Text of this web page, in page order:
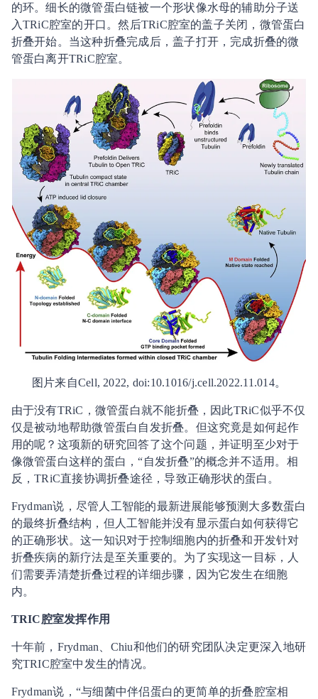
的环。细长的微管蛋白链被一个形状像水母的辅助分子送
入TRiC腔室的开口。然后TRiC腔室的盖子关闭，微管蛋白
折叠开始。当这种折叠完成后，盖子打开，完成折叠的微
管蛋白离开TRiC腔室。
图片来自Cell, 2022, doi:10.1016/j.cell.2022.11.014。
由于没有TRiC，微管蛋白就不能折叠，因此TRiC似乎不仅
仅是被动地帮助微管蛋白自发折叠。但这究竟是如何起作
用的呢？这项新的研究回答了这个问题，并证明至少对于
像微管蛋白这样的蛋白，“自发折叠”的概念并不适用。相
反，TRiC直接协调折叠途径，导致正确形状的蛋白。
Frydman说，尽管人工智能的最新进展能够预测大多数蛋白
的最终折叠结构，但人工智能并没有显示蛋白如何获得它
的正确形状。这一知识对于控制细胞内的折叠和开发针对
折叠疾病的新疗法是至关重要的。为了实现这一目标，人
们需要弄清楚折叠过程的详细步骤，因为它发生在细胞
内。
TRIC腔室发挥作用
十年前，Frydman、Chiu和他们的研究团队决定更深入地研
究TRIC腔室中发生的情况。
Frydman说，“与细菌中伴侣蛋白的更简单的折叠腔室相